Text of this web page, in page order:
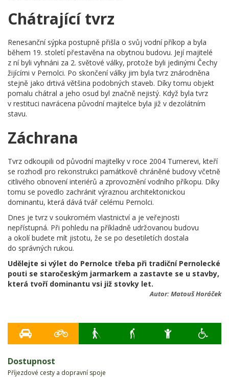
Chátrající tvrz
Renesanční sýpka postupně přišla o svůj vodní příkop a byla
během 19. století přestavěna na obytnou budovu. Její majitelé
z ní byli vyhnáni za 2. světové války, protože byli jedinými Čechy
žijícími v Pernolci. Po skončení války jim byla tvrz znárodněna
stejně jako drtivá většina podobných staveb. Díky tomu objekt
pomalu chátral a jeho osud byl značně nejistý. Když byla tvrz
v restituci navrácena původní majitelce byla již v dezolátním
stavu.
Záchrana
Tvrz odkoupili od původní majitelky v roce 2004 Turnerevi, kteří
se rozhodl pro rekonstrukci památkově chráněné budovy včetně
citlivého obnovení interiérů a zprovoznění vodního příkopu. Díky
tomu se povedlo zachránit výraznou architektonickou
dominantu, která dává tvář celému Pernolci.
Dnes je tvrz v soukromém vlastnictví a je veřejnosti
nepřístupná. Při pohledu na příkladně udržovanou budovu
a okolí budete mít jistotu, že se po desetiletích dostala
do správných rukou.
Udělejte si výlet do Pernolce třeba při tradiční Pernolecké
pouti se staročeským jarmarkem a zastavte se u stavby,
která tvoří dominantu vsi již stovky let.
Autor:Matouš Horáček
Dostupnost
Příjezdové cesty a dopravní spoje